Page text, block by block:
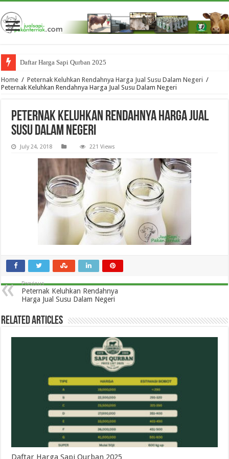
Daftar Harga Sapi Qurban 2025
Home / Peternak Keluhkan Rendahnya Harga Jual Susu Dalam Negeri /
Peternak Keluhkan Rendahnya Harga Jual Susu Dalam Negeri
Peternak Keluhkan Rendahnya Harga Jual
Susu Dalam Negeri
July 24, 2018 221 Views
Previous
Peternak Keluhkan Rendahnya
Harga Jual Susu Dalam Negeri
Related Articles
Daftar Harga Sapi Qurban 2025